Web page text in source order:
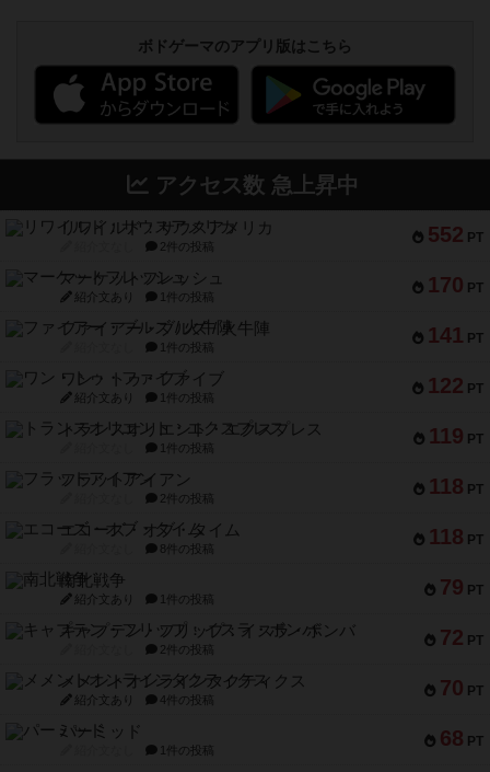
ボドゲーマのアプリ版はこちら
アクセス数 急上昇中
552 PT
リワイルド：サウスアメリカ
2件の投稿
170 PT
マーケットフレッシュ
紹介文あり 1件の投稿
141 PT
ファイアー・ブルズ / 火牛陣
1件の投稿
122 PT
ワン・トゥ・ファイブ
紹介文あり 1件の投稿
119 PT
トランスオリエント・エクスプレス
1件の投稿
118 PT
フラットアイアン
2件の投稿
118 PT
エコーズ・オブ・タイム
8件の投稿
79 PT
南北戦争
紹介文あり 1件の投稿
72 PT
キャプテン・フリップ：イスラ・ボンバ
2件の投稿
70 PT
メメントオンラインタクティクス
紹介文あり 4件の投稿
68 PT
パーミッド
1件の投稿